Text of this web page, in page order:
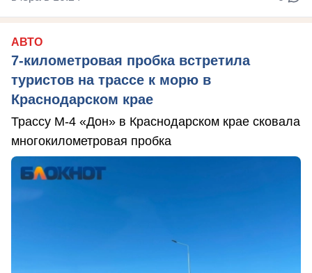
АВТО
7-километровая пробка встретила
туристов на трассе к морю в
Краснодарском крае
Трассу М-4 «Дон» в Краснодарском крае сковала
многокилометровая пробка